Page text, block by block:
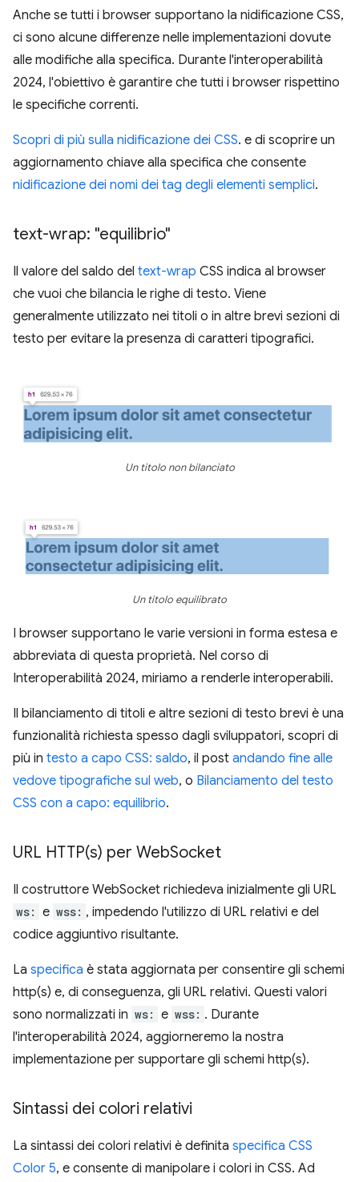
Anche se tutti i browser supportano la nidificazione CSS,
ci sono alcune differenze nelle implementazioni dovute
alle modifiche alla specifica. Durante l'interoperabilità
2024, l'obiettivo è garantire che tutti i browser rispettino
le specifiche correnti.
Scopri di più sulla nidificazione dei CSS. e di scoprire un
aggiornamento chiave alla specifica che consente
nidificazione dei nomi dei tag degli elementi semplici.
text-wrap: "equilibrio"
Il valore del saldo del text-wrap CSS indica al browser
che vuoi che bilancia le righe di testo. Viene
generalmente utilizzato nei titoli o in altre brevi sezioni di
testo per evitare la presenza di caratteri tipografici.
Un titolo non bilanciato
Un titolo equilibrato
I browser supportano le varie versioni in forma estesa e
abbreviata di questa proprietà. Nel corso di
Interoperabilità 2024, miriamo a renderle interoperabili.
Il bilanciamento di titoli e altre sezioni di testo brevi è una
funzionalità richiesta spesso dagli sviluppatori, scopri di
più in testo a capo CSS: saldo, il post andando fine alle
vedove tipografiche sul web, o Bilanciamento del testo
CSS con a capo: equilibrio.
URL HTTP(s) per WebSocket
Il costruttore WebSocket richiedeva inizialmente gli URL
ws: e wss: , impedendo l'utilizzo di URL relativi e del
codice aggiuntivo risultante.
La specifica è stata aggiornata per consentire gli schemi
http(s) e, di conseguenza, gli URL relativi. Questi valori
sono normalizzati in ws: e wss: . Durante
l'interoperabilità 2024, aggiorneremo la nostra
implementazione per supportare gli schemi http(s).
Sintassi dei colori relativi
La sintassi dei colori relativi è definita specifica CSS
Color 5, e consente di manipolare i colori in CSS. Ad